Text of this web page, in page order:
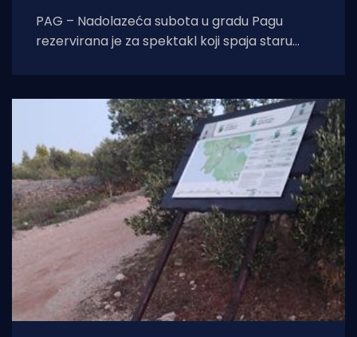
PAG – Nadolazeća subota u gradu Pagu
rezervirana je za spektakl koji spaja staru